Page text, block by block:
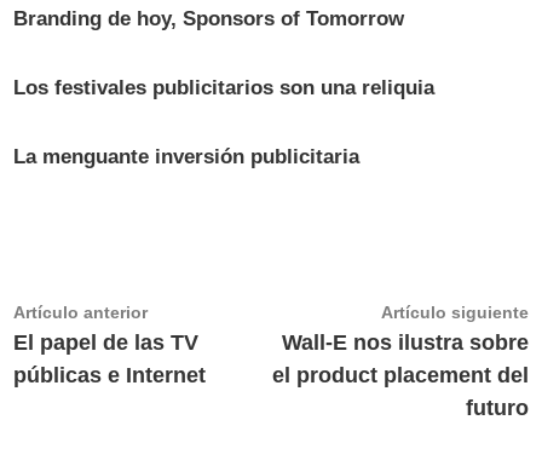
Branding de hoy, Sponsors of Tomorrow
Los festivales publicitarios son una reliquia
La menguante inversión publicitaria
Navegación
de
entradas
Artículo anteriorArtículo
anterior:
El papel de las TV
públicas e Internet
Artículo siguiente
Wall-E nos ilustra sobre
el product placement del
futuro